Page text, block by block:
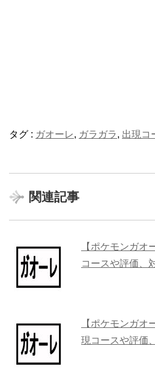
タグ : ガオーレ, ガラガラ, 出現コ
関連記事
【ポケモンガオ
コースや評価、
【ポケモンガオ
現コースや評価